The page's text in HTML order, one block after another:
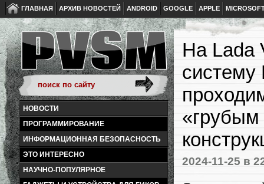
ГЛАВНАЯ АРХИВ НОВОСТЕЙ ANDROID GOOGLE APPLE
НОВОСТИ
ПРОГРАММИРОВАНИЕ
ИНФОРМАЦИОННАЯ БЕЗОПАСНОСТЬ
ЭТО ИНТЕРЕСНО
НАУЧНО-ПОПУЛЯРНОЕ
На Lada
2024-11-25 в